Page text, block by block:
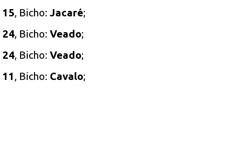
15, Bicho: Jacaré;
24, Bicho: Veado;
24, Bicho: Veado;
11 , Bicho: Cavalo;